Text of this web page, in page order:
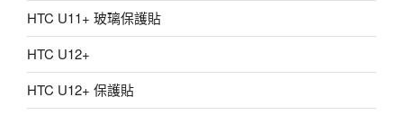
HTC U11+ 玻璃保護貼
HTC U12+
HTC U12+ 保護貼